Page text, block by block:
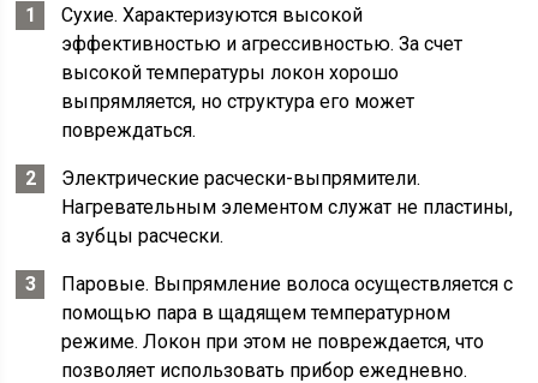
Сухие. Характеризуются высокой
эффективностью и агрессивностью. За счет
высокой температуры локон хорошо
выпрямляется, но структура его может
повреждаться.
Электрические расчески-выпрямители.
Нагревательным элементом служат не пластины,
а зубцы расчески.
Паровые. Выпрямление волоса осуществляется с
помощью пара в щадящем температурном
режиме. Локон при этом не повреждается, что
позволяет использовать прибор ежедневно.